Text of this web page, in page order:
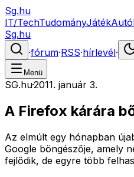
Sg.hu
IT/TechTudományJátékAutó
Sg.hu
·fórum·RSS·hírlevél·
Menü
SG.hu·2011. január 3.
A Firefox kárára
Az elmúlt egy hónapban
Google böngészője, amely
fejlődik, de egyre több